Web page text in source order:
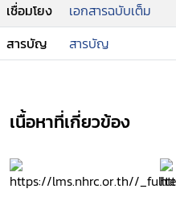
เชื่อมโยง
เอกสารฉบับเต็ม
สารบัญ
สารบัญ
เนื้อหาที่เกี่ยวข้อง